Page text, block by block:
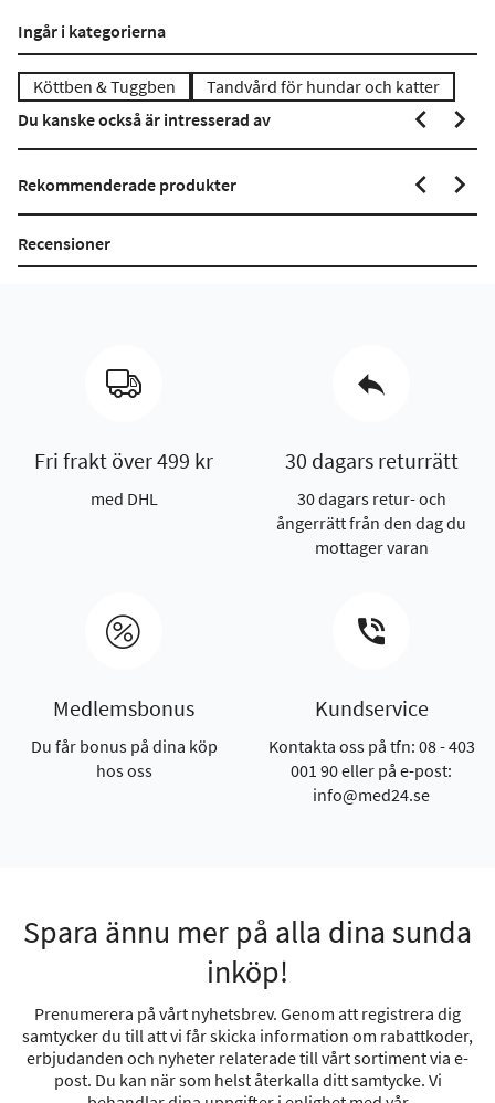
Ingår i kategorierna
Köttben & Tuggben
Tandvård för hundar och katter
Du kanske också är intresserad av
Rekommenderade produkter
Recensioner
Fri frakt över 499 kr
med DHL
30 dagars returrätt
30 dagars retur- och
ångerrätt från den dag du
mottager varan
Medlemsbonus
Du får bonus på dina köp
hos oss
Kundservice
Kontakta oss på tfn: 08 - 403
001 90 eller på e-post:
info@med24.se
Spara ännu mer på alla dina sunda
inköp!
Prenumerera på vårt nyhetsbrev. Genom att registrera dig
samtycker du till att vi får skicka information om rabattkoder,
erbjudanden och nyheter relaterade till vårt sortiment via e-
post. Du kan när som helst återkalla ditt samtycke. Vi